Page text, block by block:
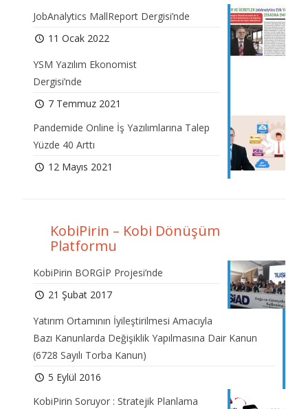
JobAnalytics MallReport Dergisi’nde
11 Ocak 2022
YSM Yazılım Ekonomist
Dergisi’nde
7 Temmuz 2021
Pandemide Online İş Yazılımlarına Talep
Yüzde 40 Arttı
12 Mayıs 2021
KobiPirin – Kobi Dönüşüm
Platformu
KobiPirin BORGİP Projesi’nde
21 Şubat 2017
Yatırım Ortamının İyileştirilmesi Amacıyla
Bazı Kanunlarda Değişiklik Yapılmasına Dair Kanun
(6728 Sayılı Torba Kanun)
5 Eylül 2016
KobiPirin Soruyor : Stratejik Planlama